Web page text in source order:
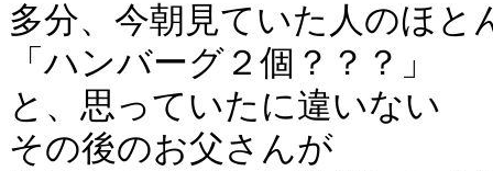
多分、今朝見ていた人のほと
「ハンバーグ２個？？？」
と、思っていたに違いない
その後のお父さんが